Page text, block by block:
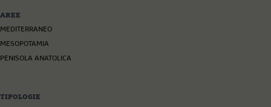
AREE
MEDITERRANEO
MESOPOTAMIA
PENISOLA ANATOLICA
TIPOLOGIE